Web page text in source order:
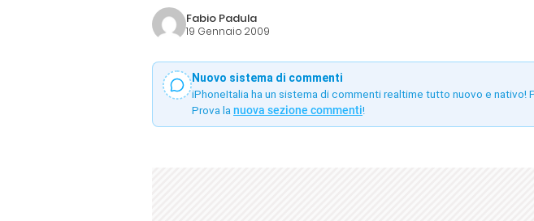
Fabio Padula
19 Gennaio 2009
Nuovo sistema di commenti
iPhoneItalia ha un sistema di commenti realtime tutto nuovo e
Prova la nuova sezione commenti!